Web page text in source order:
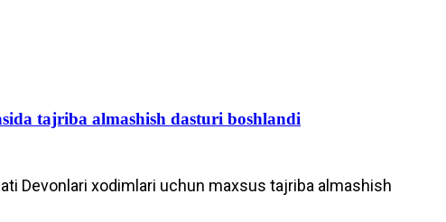
tajriba almashish dasturi boshlandi
Devonlari xodimlari uchun maxsus tajriba almashish